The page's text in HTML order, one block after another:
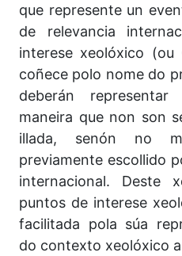
que represente un
de relevancia
interese xeolóxico (ou
coñece polo nome do
deberán
maneira que non son
illada, senón no
previamente escollido
internacional. Deste
puntos de interese
facilitada pola súa
do contexto xeolóxico